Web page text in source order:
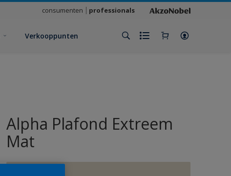
consumenten professionals
Verkooppunten
Alpha Plafond Extreem
Mat